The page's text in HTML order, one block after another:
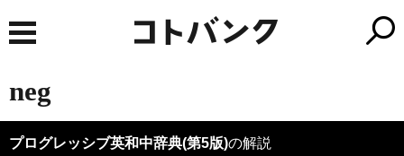
neg
プログレッシブ英和中辞典(第5版)の解説